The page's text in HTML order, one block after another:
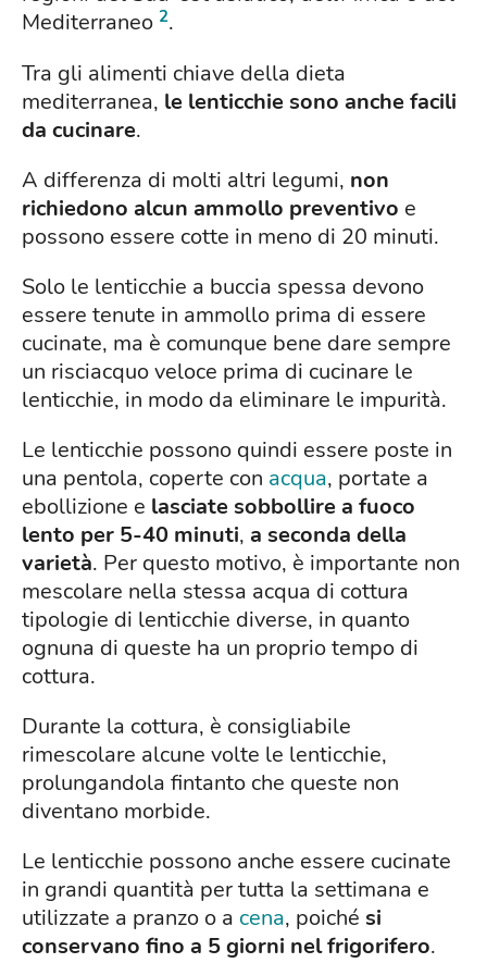
Mediterraneo 2.
Tra gli alimenti chiave della dieta
mediterranea, le lenticchie sono anche facili
da cucinare.
A differenza di molti altri legumi, non
richiedono alcun ammollo preventivo e
possono essere cotte in meno di 20 minuti.
Solo le lenticchie a buccia spessa devono
essere tenute in ammollo prima di essere
cucinate, ma è comunque bene dare sempre
un risciacquo veloce prima di cucinare le
lenticchie, in modo da eliminare le impurità.
Le lenticchie possono quindi essere poste in
una pentola, coperte con acqua, portate a
ebollizione e lasciate sobbollire a fuoco
lento per 5-40 minuti, a seconda della
varietà. Per questo motivo, è importante non
mescolare nella stessa acqua di cottura
tipologie di lenticchie diverse, in quanto
ognuna di queste ha un proprio tempo di
cottura.
Durante la cottura, è consigliabile
rimescolare alcune volte le lenticchie,
prolungandola fintanto che queste non
diventano morbide.
Le lenticchie possono anche essere cucinate
in grandi quantità per tutta la settimana e
utilizzate a pranzo o a cena, poiché si
conservano fino a 5 giorni nel frigorifero.